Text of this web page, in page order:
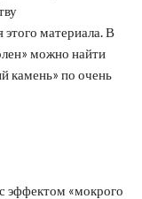
этого материала. В
можно найти
камень» по очень
эффектом «мокрого